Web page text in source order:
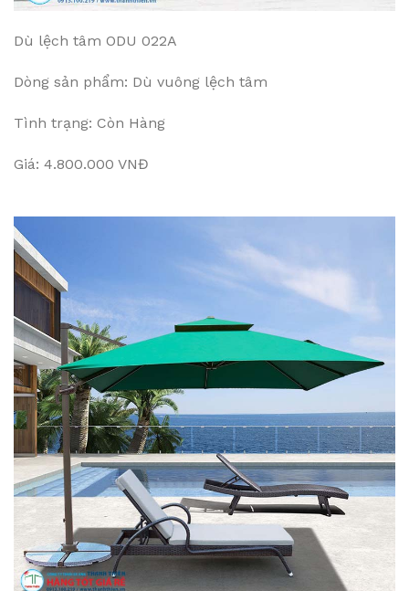
Dù lệch tâm ODU 022A
Dòng sản phẩm: Dù vuông lệch tâm
Tình trạng: Còn Hàng
Giá: 4.800.000 VNĐ